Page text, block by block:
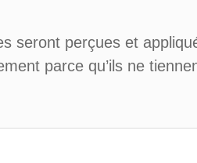
seront perçues et
parce qu’ils ne